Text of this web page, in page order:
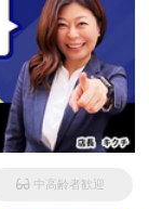
中高齢者歓迎